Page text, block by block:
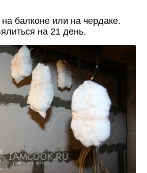
балконе или на чердаке.
на 21 день.